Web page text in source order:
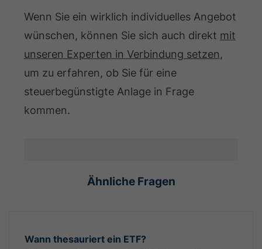
Wenn Sie ein wirklich individuelles Angebot
wünschen, können Sie sich auch direkt mit
unseren Experten in Verbindung setzen,
um zu erfahren, ob Sie für eine
steuerbegünstigte Anlage in Frage
kommen.
Ähnliche Fragen
Wann thesauriert ein ETF?